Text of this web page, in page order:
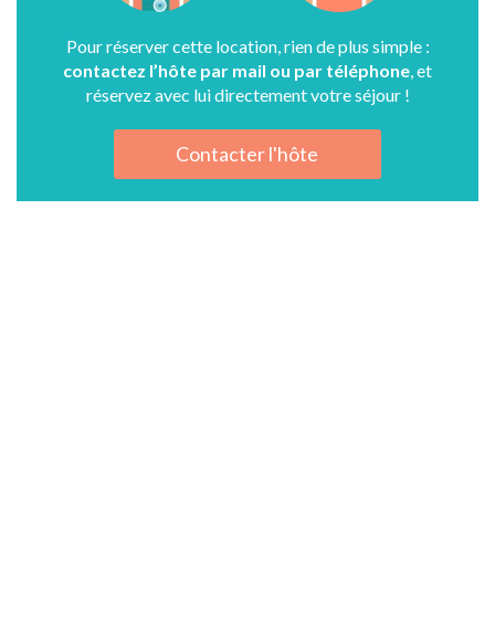
Pour réserver cette location, rien de plus simple :
contactez l’hôte par mail ou par téléphone , et
réservez avec lui directement votre séjour !
Contacter l'hôte